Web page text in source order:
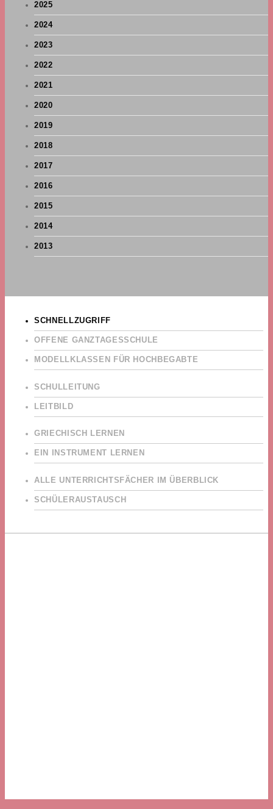
2025
2024
2023
2022
2021
2020
2019
2018
2017
2016
2015
2014
2013
SCHNELLZUGRIFF
OFFENE GANZTAGESSCHULE
MODELLKLASSEN FÜR HOCHBEGABTE
SCHULLEITUNG
LEITBILD
GRIECHISCH LERNEN
EIN INSTRUMENT LERNEN
ALLE UNTERRICHTSFÄCHER IM ÜBERBLICK
SCHÜLERAUSTAUSCH